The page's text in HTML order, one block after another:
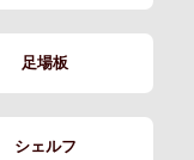
足場板
シェルフ